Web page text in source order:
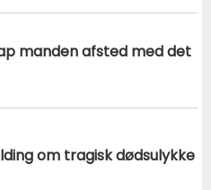
manden afsted med det
om tragisk dødsulykke